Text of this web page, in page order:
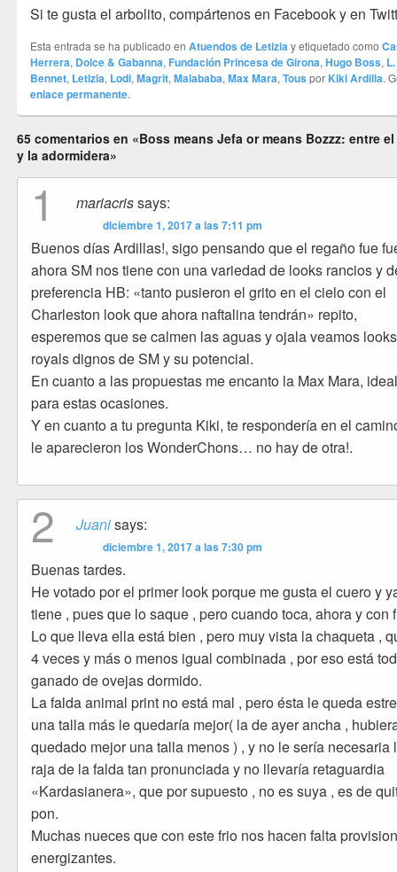
Si te gusta el arbolito, compártenos en Facebook y en
Esta entrada se ha publicado enAtuendos de Letiziay etiquetado como
Herrera, Dolce & Gabanna, Fundación Princesa de Girona,Hugo Boss,
Bennet, Letizia, Lodi,Magrit,Malababa,Max Mara,Tous por Kiki Ardilla.
enlace permanente.
65 comentarios en «Boss means Jefa or means Bozzz: entre
y la adormidera»
1 mariacrissays:
diciembre 1, 2017 a las 7:11 pm
Buenos días Ardillas!, sigo pensando que el regaño fue
ahora SM nos tiene con una variedad de looks rancios y
preferencia HB: «tanto pusieron el grito en el cielo con el
Charleston look que ahora naftalina tendrán» repito,
esperemos que se calmen las aguas y ojala veamos looks
royals dignos de SM y su potencial.
En cuanto a las propuestas me encanto la Max Mara,
para estas ocasiones.
Y en cuanto a tu pregunta Kiki, te respondería en el
le aparecieron los WonderChons… no hay de otra!.
2 Juanisays:
diciembre 1, 2017 a las 7:30 pm
Buenas tardes.
He votado por el primer look porque me gusta el cuero y
tiene , pues que lo saque , pero cuando toca, ahora y con
Lo que lleva ella está bien , pero muy vista la chaqueta ,
4 veces y más o menos igual combinada , por eso está
ganado de ovejas dormido.
La falda animal print no está mal , pero ésta le queda
una talla más le quedaría mejor( la de ayer ancha ,
quedado mejor una talla menos ) , y no le sería necesaria
raja de la falda tan pronunciada y no llevaría retaguardia
«Kardasianera», que por supuesto , no es suya , es de
pon.
Muchas nueces que con este frio nos hacen falta
energizantes.